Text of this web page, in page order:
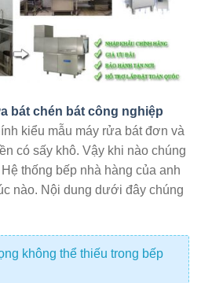
bát chén bát công nghiệp
kiểu mẫu máy rửa bát đơn và
có sấy khô. Vậy khi nào chúng
thống bếp nhà hàng của anh
nào. Nội dung dưới đây chúng
không thể thiếu trong bếp